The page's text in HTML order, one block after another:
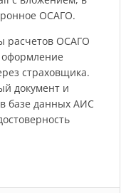
ОСАГО.
расчетов ОСАГО
страховщика.
документ и
базе данных АИС